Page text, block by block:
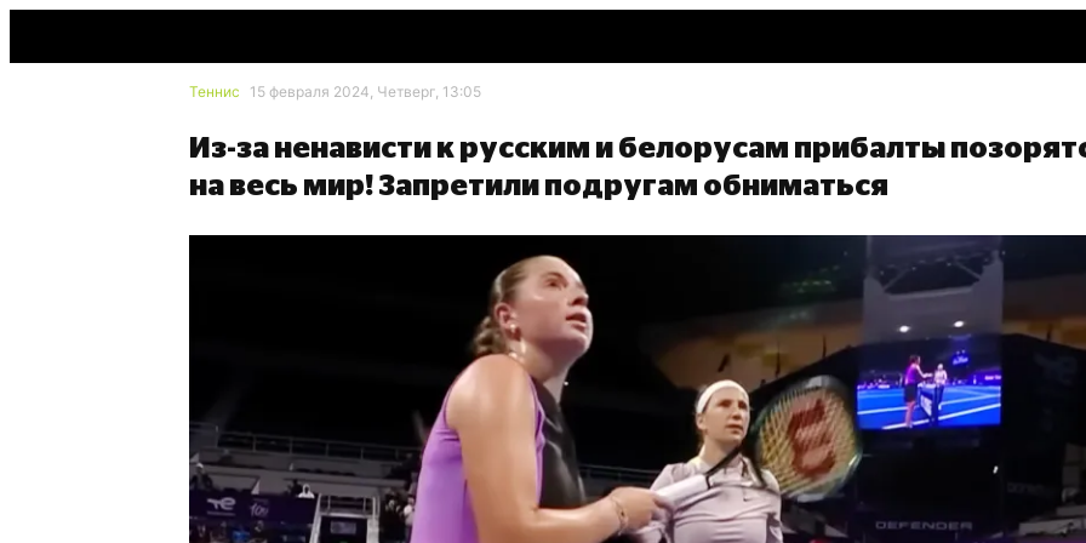
Теннис 15 февраля 2024, Четверг, 13:05
Из-за ненависти к русским и белорусам прибалты
на весь мир! Запретили подругам обниматься